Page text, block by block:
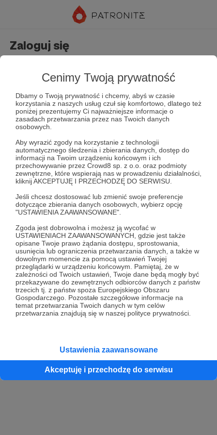
Cenimy Twoją prywatność
Dbamy o Twoją prywatność i chcemy, abyś w czasie
korzystania z naszych usług czuł się komfortowo, dlatego też
poniżej prezentujemy Ci najważniejsze informacje o
zasadach przetwarzania przez nas Twoich danych
osobowych.
Aby wyrazić zgody na korzystanie z technologii
automatycznego śledzenia i zbierania danych, dostęp do
informacji na Twoim urządzeniu końcowym i ich
przechowywanie przez Crowd8 sp. z o.o. oraz podmioty
zewnętrzne, które wspierają nas w prowadzeniu działalności,
kliknij AKCEPTUJĘ I PRZECHODZĘ DO SERWISU.
Jeśli chcesz dostosować lub zmienić swoje preferencje
dotyczące zbierania danych osobowych, wybierz opcję
"USTAWIENIA ZAAWANSOWANE".
Zgoda jest dobrowolna i możesz ją wycofać w
USTAWIENIACH ZAAWANSOWANYCH, gdzie jest także
opisane Twoje prawo żądania dostępu, sprostowania,
usunięcia lub ograniczenia przetwarzania danych, a także w
dowolnym momencie za pomocą ustawień Twojej
przeglądarki w urządzeniu końcowym. Pamiętaj, że w
zależności od Twoich ustawień, Twoje dane będą mogły być
przekazywane do zewnętrznych odbiorców danych z państw
trzecich tj. z państw spoza Europejskiego Obszaru
Gospodarczego. Pozostałe szczegółowe informacje na
temat przetwarzania Twoich danych w tym celów
przetwarzania znajdują się w naszej polityce prywatności.
Ustawienia zaawansowane
Akceptuję i przechodzę do serwisu
Zaloguj się
Zapamiętaj mnie Zapomniałeś hasła?
Zaloguj
lub
Kontynuuj z Google
Kontynuuj z Facebook
Kontynuuj z Apple
konta przez osobę niepełnoletnią” dostępny w regulaminie Patronite.pl